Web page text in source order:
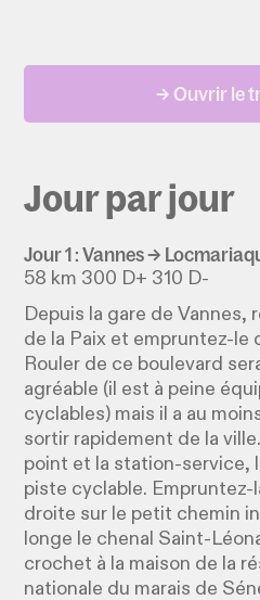
→ Ouvrir le
Jour par jour
Jour 1 : Vannes →
58 km 300 D+ 310 D-
Depuis la gare de Vannes,
de la Paix et empruntez-le
Rouler de ce boulevard
agréable (il est à peine
cyclables) mais il a au
sortir rapidement de la
point et la station-service,
piste cyclable. Empruntez-
droite sur le petit chemin
longe le chenal Saint-
crochet à la maison de la
nationale du marais de